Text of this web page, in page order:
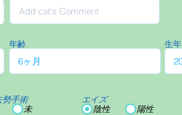
年齢 生
勢手術
未
エイズ
陰性
陽性